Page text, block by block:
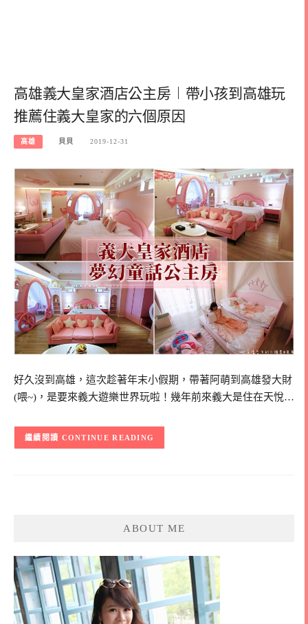
高雄義大皇家酒店公主房︱帶小孩到高雄玩
推薦住義大皇家的六個原因
高雄 貝貝 2019-12-31
好久沒到高雄，這次趁著年末小假期，帶著阿萌到高雄發大財
(喂~)，是要來義大遊樂世界玩啦！幾年前來義大是住在天悅…
CONTINUE READING
ABOUT ME